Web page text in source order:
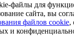
файлы для
сайта, вы
файлов cookie,
и